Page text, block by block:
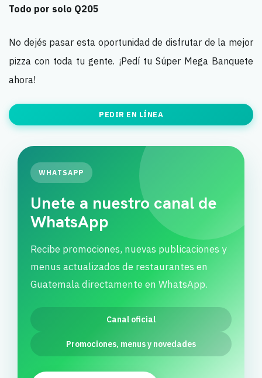
Todo por solo Q205
No dejés pasar esta oportunidad de disfrutar de la mejor
pizza con toda tu gente. ¡Pedí tu Súper Mega Banquete
ahora!
PEDIR EN LÍNEA
WHATSAPP
Unete a nuestro canal de
WhatsApp
Recibe promociones, nuevas publicaciones y
menus actualizados de restaurantes en
Guatemala directamente en WhatsApp.
Canal oficial
Promociones, menus y novedades